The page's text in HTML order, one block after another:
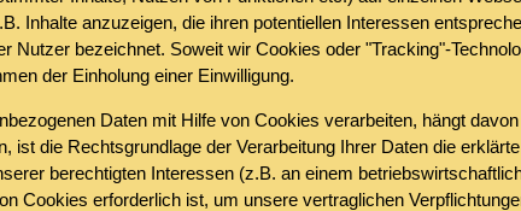
Inhalte anzuzeigen, die ihren potentiellen Interessen
bezeichnet. Soweit wir Cookies oder "Tracking"-
der Einholung einer Einwilligung.
Daten mit Hilfe von Cookies verarbeiten, hängt
die Rechtsgrundlage der Verarbeitung Ihrer Daten die
berechtigten Interessen (z.B. an einem
Cookies erforderlich ist, um unsere vertraglichen